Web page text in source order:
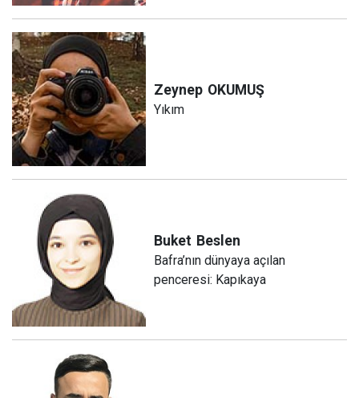
Zeynep OKUMUŞ
Yıkım
Buket Beslen
Bafra’nın dünyaya açılan
penceresi: Kapıkaya